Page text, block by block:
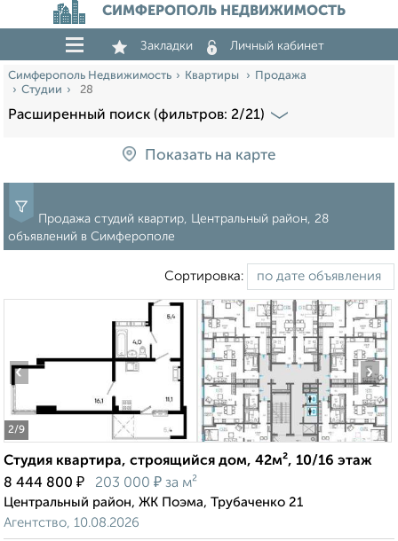
СИМФЕРОПОЛЬ НЕДВИЖИМОСТЬ
Закладки Личный кабинет
Симферополь Недвижимость Квартиры
Продажа
Студии
28
Расширенный поиск (фильтров: 2/21)
Показать на карте
Продажа студий квартир, Центральный район, 28
объявлений в Симферополе
Сортировка:
2/9
‹ ›
Студия квартира, строящийся дом, 42м², 10/16 этаж
8 444 800 ₽ 203 000 ₽ за м²
Центральный район, ЖК Поэма, Трубаченко 21
Агентство, 10.08.2026